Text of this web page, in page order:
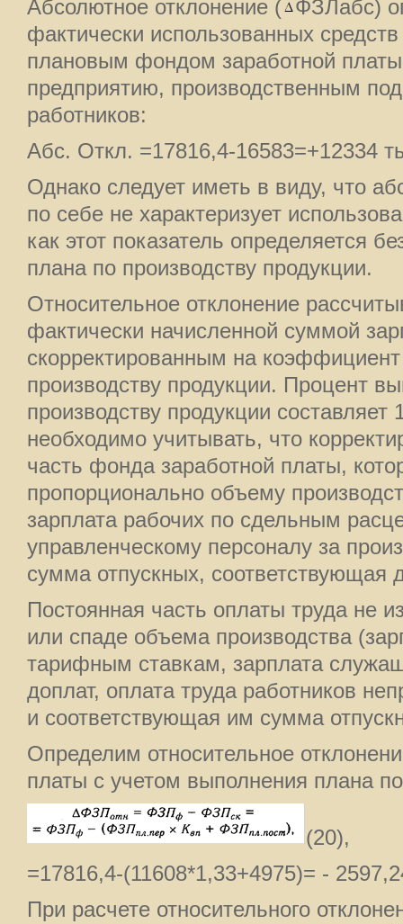
Абсолютное отклонение (
ФЗЛабс)
фактически использованных
плановым фондом заработной
предприятию, производственным
работников:
Абс. Откл. =17816,4-16583=+12334
Однако следует иметь в виду, что
по себе не характеризует
как этот показатель определяется
плана по производству продукции.
Относительное отклонение
фактически начисленной суммой
скорректированным на
производству продукции. Процент
производству продукции
необходимо учитывать, что
часть фонда заработной платы,
пропорционально объему
зарплата рабочих по сдельным
управленческому персоналу за
сумма отпускных, соответствующая
Постоянная часть оплаты труда не
или спаде объема производства
тарифным ставкам, зарплата
доплат, оплата труда работников
и соответствующая им сумма
Определим относительное
платы с учетом выполнения плана
(20),
=17816,4-(11608*1,33+4975)= -
При расчете относительного